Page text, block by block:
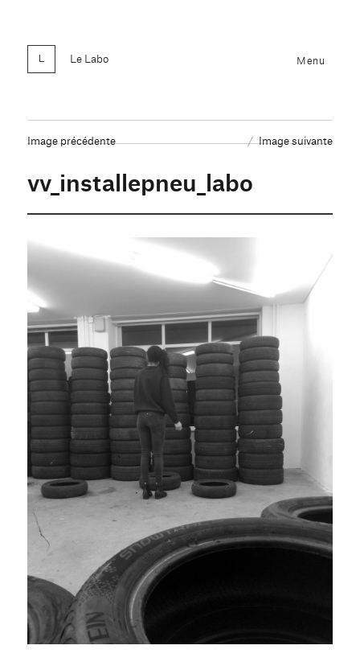
Le Labo Menu
Image précédente Image suivante
vv_installepneu_labo